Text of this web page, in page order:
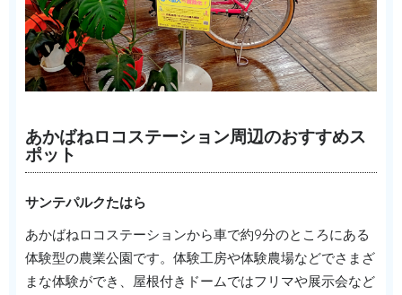
あかばねロコステーション周辺のおすすめス
ポット
サンテパルクたはら
あかばねロコステーションから車で約9分のところにある
体験型の農業公園です。体験工房や体験農場などでさまざ
まな体験ができ、屋根付きドームではフリマや展示会など